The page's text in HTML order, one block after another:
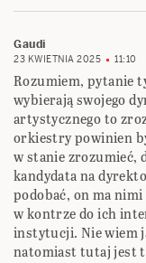
Gaudi
23 KWIETNIA 2025 11:10
Rozumiem, pytanie
wybierają swojego
artystycznego to
orkiestry powinien
w stanie zrozumieć,
kandydata na
podobać, on ma nimi
w kontrze do ich
instytucji. Nie wiem
natomiast tutaj jest